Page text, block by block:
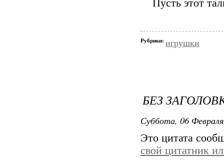
Пусть этот
Рубрики: игрушки
БЕЗ
Суббота, 06
Это цитата
свой цитатник